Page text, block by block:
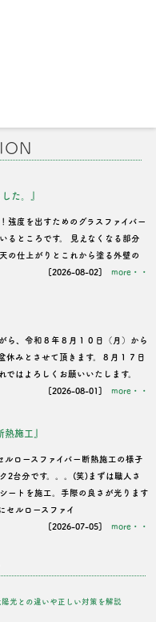
た。』
強度を出すためのグラスファイバー
るところです。 見えなくなる部分
の仕上がりとこれから塗る外壁の
[2026-08-02] more・・
ら、令和８年８月１０日（月）から
休みとさせて頂きます。８月１７日
ではよろしくお願いいたします。
[2026-08-01] more・・
熱施工』
ルロースファイバー断熱施工の様子
2台分です。。。(笑)まずは職人さ
ートを施工。手際の良さが光ります
セルロースファイ
[2026-07-05] more・・
光との違いや正しい対策を解説